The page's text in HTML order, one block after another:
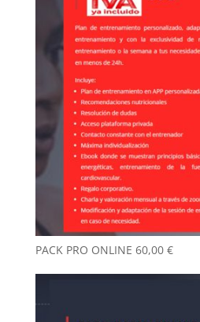
PACK PRO ONLINE 60,00 €